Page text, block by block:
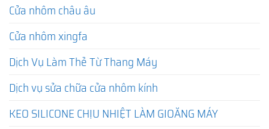
Cửa nhôm châu âu
Cửa nhôm xingfa
Dịch Vụ Làm Thẻ Từ Thang Máy
Dịch vụ sửa chữa cửa nhôm kính
KEO SILICONE CHỊU NHIỆT LÀM GIOĂNG MÁY